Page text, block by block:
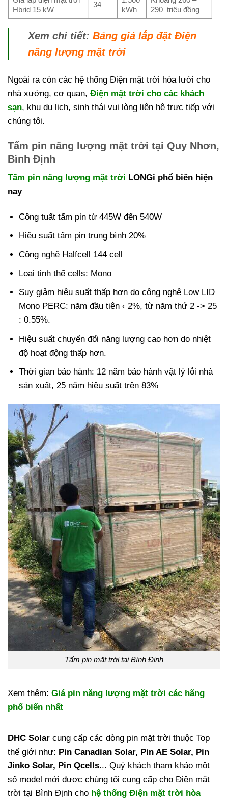
Hbrid 15 kW
34
kWh
290 triệu đồng
Xem chi tiết:Bảng giá lắp đặt Điện
năng lượng mặt trời
Ngoài ra còn các hệ thống Điện mặt trời hòa lưới cho
nhà xưởng, cơ quan, Điện mặt trời cho các khách
sạn, khu du lịch, sinh thái vui lòng liên hệ trực tiếp với
chúng tôi.
Tấm pin năng lượng mặt trời tại Quy Nhơn,
Bình Định
Tấm pin năng lượng mặt trời LONGi phổ biến hiện
nay
Công tuất tấm pin từ 445W đến 540W
Hiệu suất tấm pin trung bình 20%
Công nghệ Halfcell 144 cell
Loại tinh thể cells: Mono
Suy giảm hiệu suất thấp hơn do công nghệ Low LID
Mono PERC: năm đầu tiên ‹ 2%, từ năm thứ 2 -> 25
: 0.55%.
Hiệu suất chuyển đổi năng lượng cao hơn do nhiệt
độ hoạt động thấp hơn.
Thời gian bảo hành: 12 năm bảo hành vật lý lỗi nhà
sản xuất, 25 năm hiệu suất trên 83%
Tấm pin mặt trời tại Bình Định
Xem thêm: Giá pin năng lượng mặt trời các hãng
phổ biến nhất
DHC Solar cung cấp các dòng pin mặt trời thuộc Top
thế giới như: Pin Canadian Solar, Pin AE Solar, Pin
Jinko Solar, Pin Qcells... Quý khách tham khảo một
số model mới được chúng tôi cung cấp cho Điện mặt
trời tại Bình Định cho hệ thống Điện mặt trời hòa